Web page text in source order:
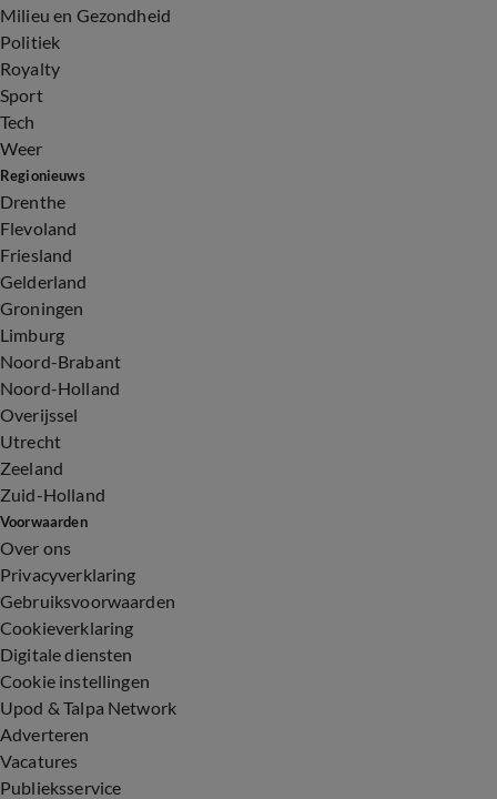
Milieu en Gezondheid
Politiek
Royalty
Sport
Tech
Weer
Regionieuws
Drenthe
Flevoland
Friesland
Gelderland
Groningen
Limburg
Noord-Brabant
Noord-Holland
Overijssel
Utrecht
Zeeland
Zuid-Holland
Voorwaarden
Over ons
Privacyverklaring
Gebruiksvoorwaarden
Cookieverklaring
Digitale diensten
Cookie instellingen
Upod & Talpa Network
Adverteren
Vacatures
Publieksservice